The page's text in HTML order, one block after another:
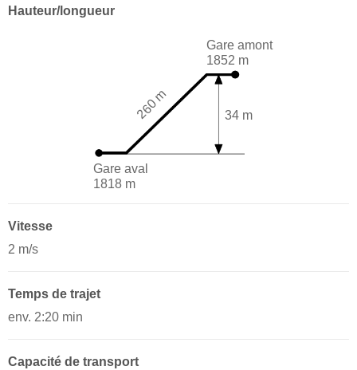
Hauteur/longueur
Gare aval
1818 m
Gare amont
1852 m
34 m
260 m
Vitesse
2 m/s
Temps de trajet
env. 2:20 min
Capacité de transport